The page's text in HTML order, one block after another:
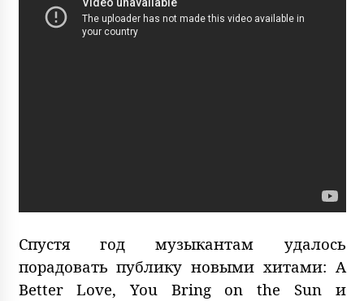
Спустя год музыкантам удалось
порадовать публику новыми хитами: A
Better Love, You Bring on the Sun и